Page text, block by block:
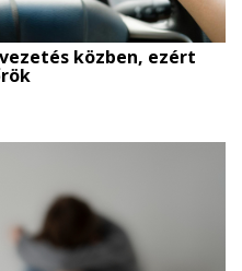
közben, ezért